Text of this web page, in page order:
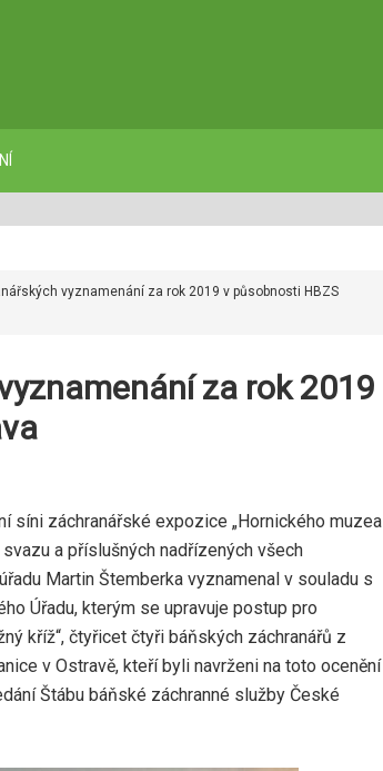
vyznamenání za rok 2019 v působnosti HBZS
za rok 2019
síni záchranářské expozice „Hornického muzea
a příslušných nadřízených všech
Martin Štemberka vyznamenal v souladu s
Úřadu, kterým se upravuje postup pro
kříž“, čtyřicet čtyři báňských záchranářů z
v Ostravě, kteří byli navrženi na toto ocenění
Štábu báňské záchranné služby České